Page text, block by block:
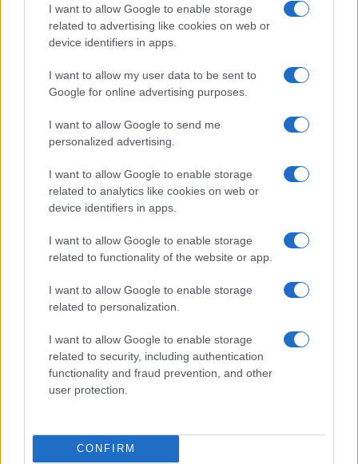
I want to allow Google to enable storage
related to advertising like cookies on web or
device identifiers in apps.
I want to allow my user data to be sent to
Google for online advertising purposes.
I want to allow Google to send me
personalized advertising.
I want to allow Google to enable storage
related to analytics like cookies on web or
device identifiers in apps.
I want to allow Google to enable storage
related to functionality of the website or app.
I want to allow Google to enable storage
related to personalization.
I want to allow Google to enable storage
related to security, including authentication
functionality and fraud prevention, and other
user protection.
CONFIRM
Sterling Point – L’isola dei segreti: trama, cast e
perché guardarla
Cristian Castiglioni · 7 Ago 2026
Guida al giornalino teen: linea editoriale, ruoli e
strumenti gratis
Matteo Pellegrino · 3 Ago 2026